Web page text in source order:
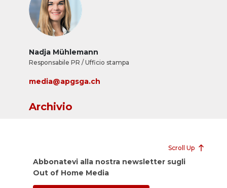
Nadja Mühlemann
Responsabile PR / Ufficio stampa
media@apgsga.ch
Archivio
Scroll Up
Abbonatevi alla nostra newsletter sugli
Out of Home Media